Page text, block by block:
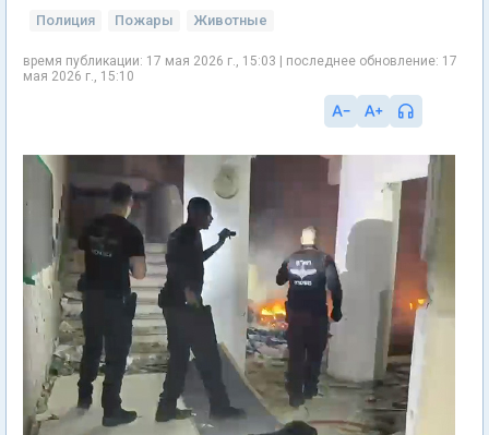
Полиция Пожары Животные
время публикации: 17 мая 2026 г., 15:03 | последнее обновление: 17
мая 2026 г., 15:10